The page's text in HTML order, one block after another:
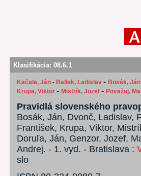
Klasifikácia: 08.6.1
Kačala, Ján - Ballek, Ladislav - Bosák, Ján
Krupa, Viktor - Mistrík, Jozef - Považaj,
Pravidlá slovenského
Bosák, Ján, Dvonč, Ladislav,
František, Krupa, Viktor,
Doruľa, Ján, Genzor, Jozef,
Andrej. - 1. vyd. - Bratislava :
slo